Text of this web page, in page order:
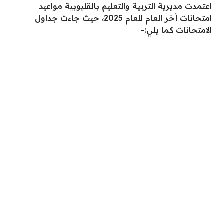
اعتمدت مديرية التربية والتعليم بالقليوبية مواعيد
امتحانات أخر العام للعام 2025، حيث جاءت جداول
الامتحانات كما يلي:-